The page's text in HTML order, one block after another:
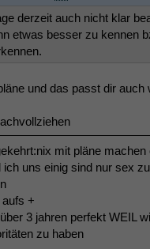
derzeit auch nicht klar
etwas besser zu kennen
und das passt dir auch
mit pläne machen
ich uns einig sind nur sex
+
3 jahren perfekt WEIL
zu haben